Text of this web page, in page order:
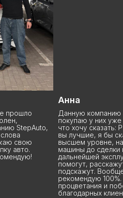
прошло
StepAuto,
свою
авто.
Анна
Данную компанию
покупаю у них
что хочу сказать:
вы лучшие, я бы
высшем уровне,
машины до сделки
дальнейшей
помогут,
подскажут.
рекомендую 100%.
процветания и
благодарных